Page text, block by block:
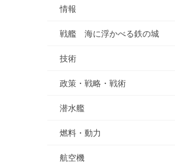
情報
戦艦 海に浮かべる鉄の城
技術
政策・戦略・戦術
潜水艦
燃料・動力
航空機